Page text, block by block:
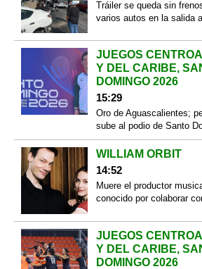
Tráiler se queda sin
varios autos en la salida
JUEGOS
Y DEL CARIBE,
DOMINGO 2026
15:29
Oro de Aguascalientes;
sube al podio de Santo
WILLIAM ORBIT
14:52
Muere el productor
conocido por colaborar
JUEGOS
Y DEL CARIBE,
DOMINGO 2026